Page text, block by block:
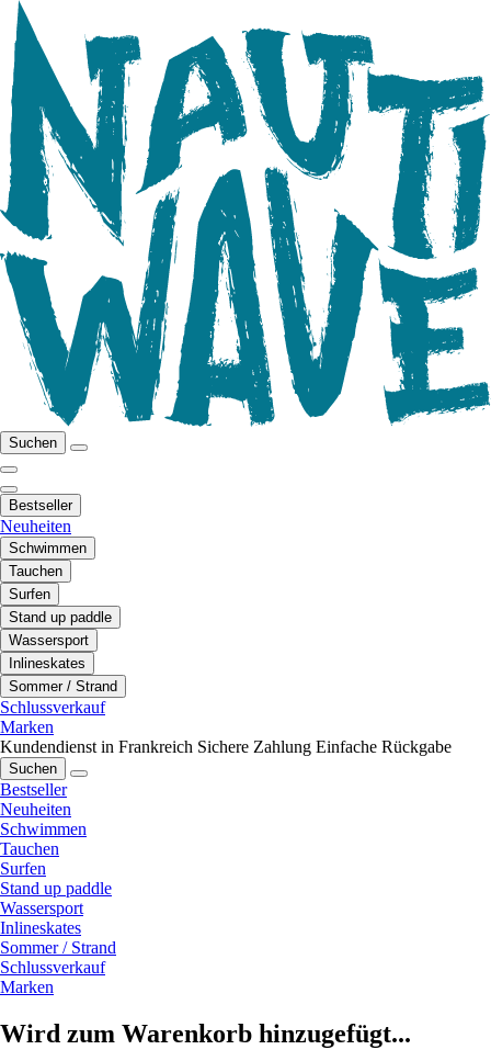
Suchen
Bestseller
Neuheiten
Schwimmen
Tauchen
Surfen
Stand up paddle
Wassersport
Inlineskates
Sommer / Strand
Schlussverkauf
Marken
Kundendienst in Frankreich Sichere Zahlung Einfache Rückgabe
Suchen
Bestseller
Neuheiten
Schwimmen
Tauchen
Surfen
Stand up paddle
Wassersport
Inlineskates
Sommer / Strand
Schlussverkauf
Marken
Wird zum Warenkorb hinzugefügt...